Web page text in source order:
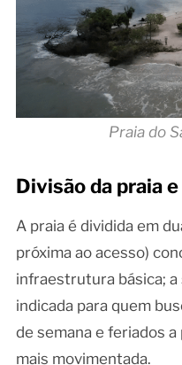
Praia do
Divisão da praia
A praia é dividida em
próxima ao acesso)
infraestrutura básica; a
indicada para quem
de semana e feriados
mais movimentada.